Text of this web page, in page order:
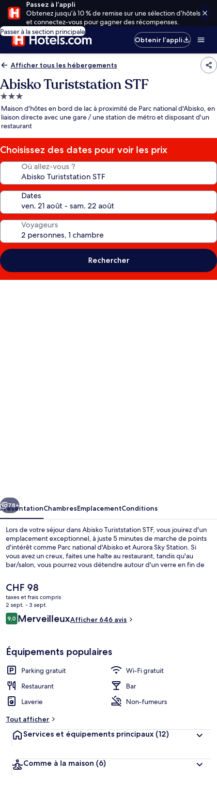
Passez à l’appli
Obtenez jusqu’à 10 % de remise sur une sélection d’hôtels
et connectez-vous pour gagner des récompenses.
Passer à la section principale
Obtenir l’appli
Afficher tous les hébergements
Abisko Turiststation STF
Hébergement
3.0 étoiles
Maison d'hôtes en bord de lac à proximité de Parc national d'Abisko, en
liaison directe avec une gare / une station de métro et disposant d'un
restaurant
Choisissez des dates pour voir les prix
Où allez-vous ?
Dates
Voyageurs
Rechercher
Suivant
78+
PrésentationChambresEmplacementConditions
Lors de votre séjour dans Abisko Turiststation STF, vous jouirez d'un
emplacement exceptionnel, à juste 5 minutes de marche de points
d'intérêt comme Parc national d'Abisko et Aurora Sky Station. Si
vous avez un creux, faites une halte au restaurant, tandis qu'au
bar/salon, vous pourrez vous détendre autour d'un verre en fin de
snack-bar/une épicerie fine, une terrasse et un jardin. Sympa non ?
Les autres voyageurs ne disent que du bien en ce qui concerne le
personnel attentionné.
Le
prix
actuel
est
de
CHF 98
taxes et frais compris
2 sept. - 3 sept.
Avis
voyageurs
9,09,0 sur 10
MerveilleuxAfficher 646 avis
Équipements populaires
Parking gratuit
Wi-Fi gratuit
Restaurant
Bar
Laverie
Non-fumeurs
Tout afficher
Services et équipements principaux (12)
Comme à la maison (6)